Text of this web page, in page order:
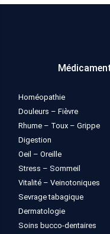
Homéopathie
Douleurs – Fièvre
Rhume – Toux – Grippe
Digestion
Oeil – Oreille
Stress – Sommeil
Vitalité – Veinotoniques
Sevrage tabagique
Dermatologie
Soins bucco-dentaires